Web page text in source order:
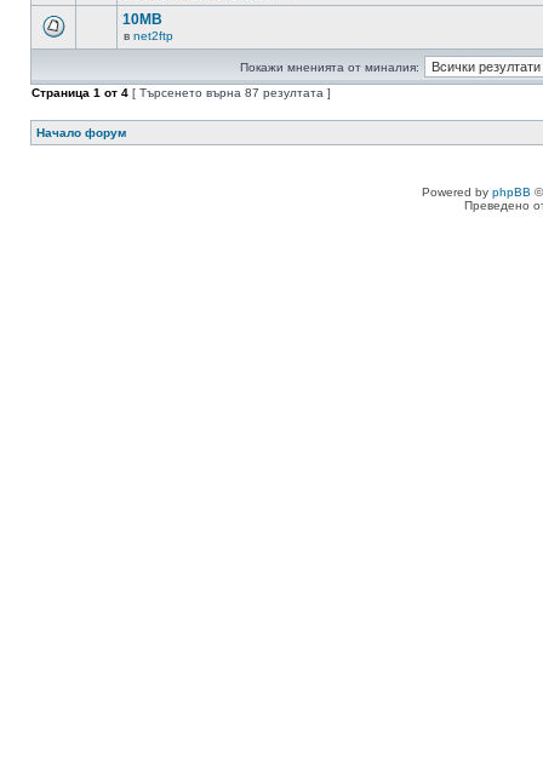
10MB
в net2ftp
Покажи мненията от миналия:
Страница 1 от 4 [ Търсенето върна 87 резултата ]
Начало форум
Powered by phpBB
Преведено